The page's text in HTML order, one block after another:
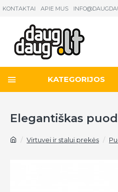
KONTAKTAI APIE MUS
KATEGORIJOS
Virtuvei ir stalui prekės
Elegantiškas